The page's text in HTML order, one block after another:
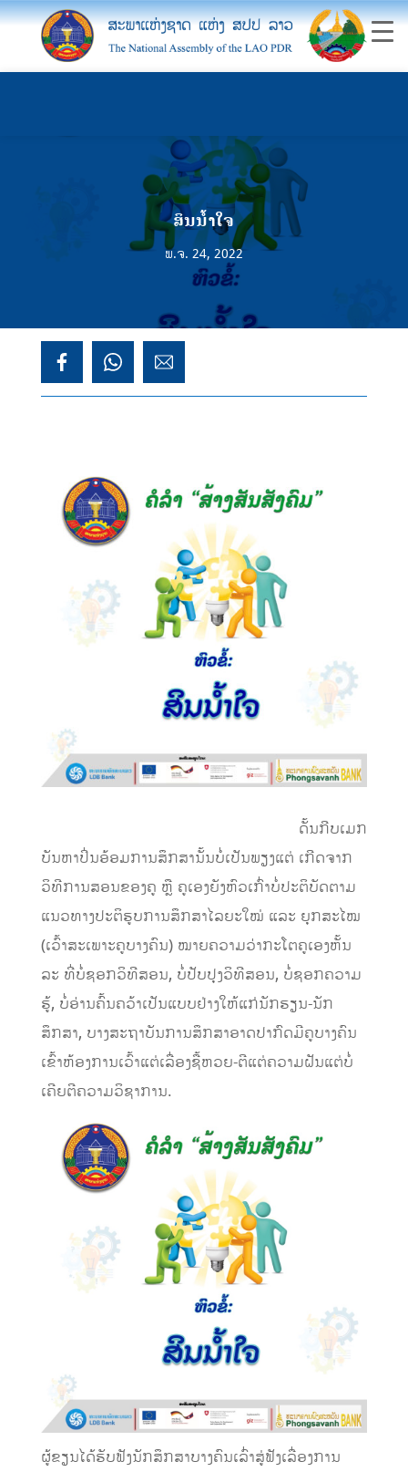
ສິນນໍ້າໃຈ
ພ.ຈ. 24, 2022
ດັ້ນກີບເມກ
ບັນຫາປິ່ນອ້ອມການສຶກສານັ້ນບໍ່ເປັນພຽງແຕ່ ເກີດຈາກ
ວິທີການສອນຂອງຄູ ຫຼື ຄູເອງຍັງຫົວເກົ່າບໍ່ປະຕິບັດຕາມ
ແນວທາງປະຕິຮູບການສຶກສາໄລຍະໃໝ່ ແລະ ຍຸກສະໄໝ
(ເວົ້າສະເພາະຄູບາງຄົນ) ໝາຍຄວາມວ່າກະໂຕຄູເອງຫັ້ນ
ລະ ທີ່ບໍ່ຊອກວິທີສອນ, ບໍ່ປັບປຸງວິທີສອນ, ບໍ່ຊອກຄວາມ
ຮູ້, ບໍ່ອ່ານຄົ້ນຄວ້າເປັນແບບຢ່າງໃຫ້ແກ່ນັກຮຽນ-ນັກ
ສຶກສາ, ບາງສະຖາບັນການສຶກສາອາດປາກົດມີຄູບາງຄົນ
ເຂົ້າຫ້ອງການເວົ້າແຕ່ເລື່ອງຊື້ຫວຍ-ຕີແຕ່ຄວາມຝັນແຕ່ບໍ່
ເຄີຍຕີຄວາມວິຊາການ.
ຜູ້ຂຽນໄດ້ຮັບຟັງນັກສຶກສາບາງຄົນເລົ່າສູ່ຟັງເລື່ອງການ